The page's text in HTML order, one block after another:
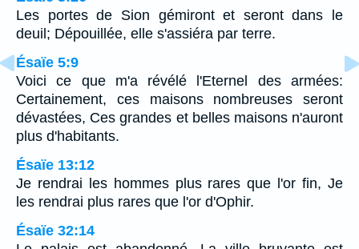
Les portes de Sion gémiront et seront dans le
deuil; Dépouillée, elle s'assiéra par terre.
Ésaïe 5:9
Voici ce que m'a révélé l'Eternel des armées:
Certainement, ces maisons nombreuses seront
dévastées, Ces grandes et belles maisons n'auront
plus d'habitants.
Ésaïe 13:12
Je rendrai les hommes plus rares que l'or fin, Je
les rendrai plus rares que l'or d'Ophir.
Ésaïe 32:14